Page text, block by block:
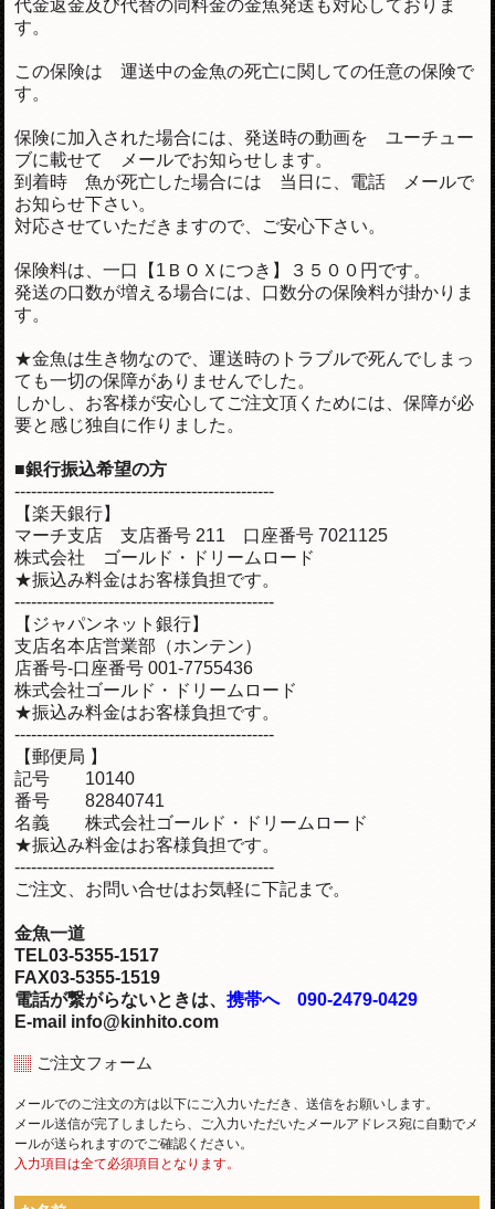
代金返金及び代替の同料金の金魚発送も対応しておりま
す。
この保険は 運送中の金魚の死亡に関しての任意の保険で
す。
保険に加入された場合には、発送時の動画を ユーチュー
ブに載せて メールでお知らせします。
到着時 魚が死亡した場合には 当日に、電話 メールで
お知らせ下さい。
対応させていただきますので、ご安心下さい。
保険料は、一口【1ＢＯＸにつき】３５００円です。
発送の口数が増える場合には、口数分の保険料が掛かりま
す。
★金魚は生き物なので、運送時のトラブルで死んでしまっ
ても一切の保障がありませんでした。
しかし、お客様が安心してご注文頂くためには、保障が必
要と感じ独自に作りました。
■銀行振込希望の方
-----------------------------------------------
【楽天銀行】
マーチ支店 支店番号 211 口座番号 7021125
株式会社 ゴールド・ドリームロード
★振込み料金はお客様負担です。
-----------------------------------------------
【ジャパンネット銀行】
支店名本店営業部（ホンテン）
店番号-口座番号 001-7755436
株式会社ゴールド・ドリームロード
★振込み料金はお客様負担です。
-----------------------------------------------
【郵便局 】
記号 10140
番号 82840741
名義 株式会社ゴールド・ドリームロード
★振込み料金はお客様負担です。
-----------------------------------------------
ご注文、お問い合せはお気軽に下記まで。
金魚一道
TEL03-5355-1517
FAX03-5355-1519
電話が繋がらないときは、携帯へ 090-2479-0429
E-mail info@kinhito.com
ご注文フォーム
メールでのご注文の方は以下にご入力いただき、送信をお願いします。
メール送信が完了しましたら、ご入力いただいたメールアドレス宛に自動でメ
ールが送られますのでご確認ください。
入力項目は全て必須項目となります。